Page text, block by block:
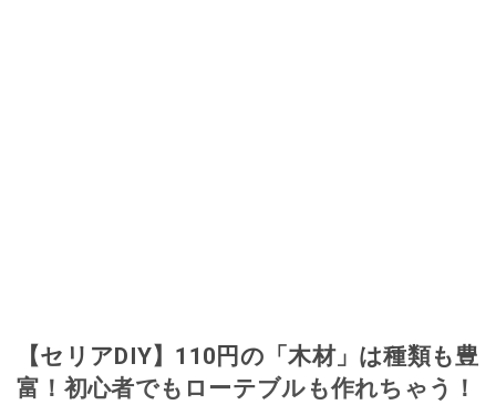
【セリアDIY】110円の「木材」は種類も豊
富！初心者でもローテブルも作れちゃう！